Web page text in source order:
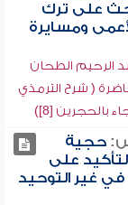
على ترك
ومسايرة
الرحيم الطحان
( شرح الترمذي
بالحجرين [8])
حجية
على
في غير التوحيد